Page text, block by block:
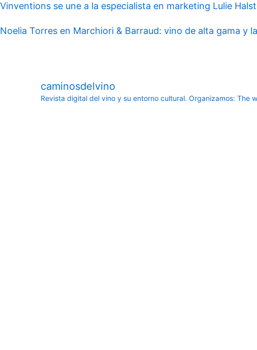
Vinventions se une a la especialista en marketing Lulie
Noelia Torres en Marchiori & Barraud: vino de alta gama y
caminosdelvino
Revista digital del vino y su entorno cultural. Organizamos: The